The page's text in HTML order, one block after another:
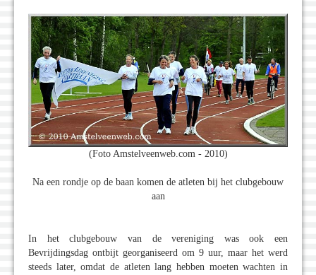
(Foto Amstelveenweb.com - 2010)
Na een rondje op de baan komen de atleten bij het clubgebouw
aan
In het clubgebouw van de vereniging was ook een
Bevrijdingsdag ontbijt georganiseerd om 9 uur, maar het werd
steeds later, omdat de atleten lang hebben moeten wachten in